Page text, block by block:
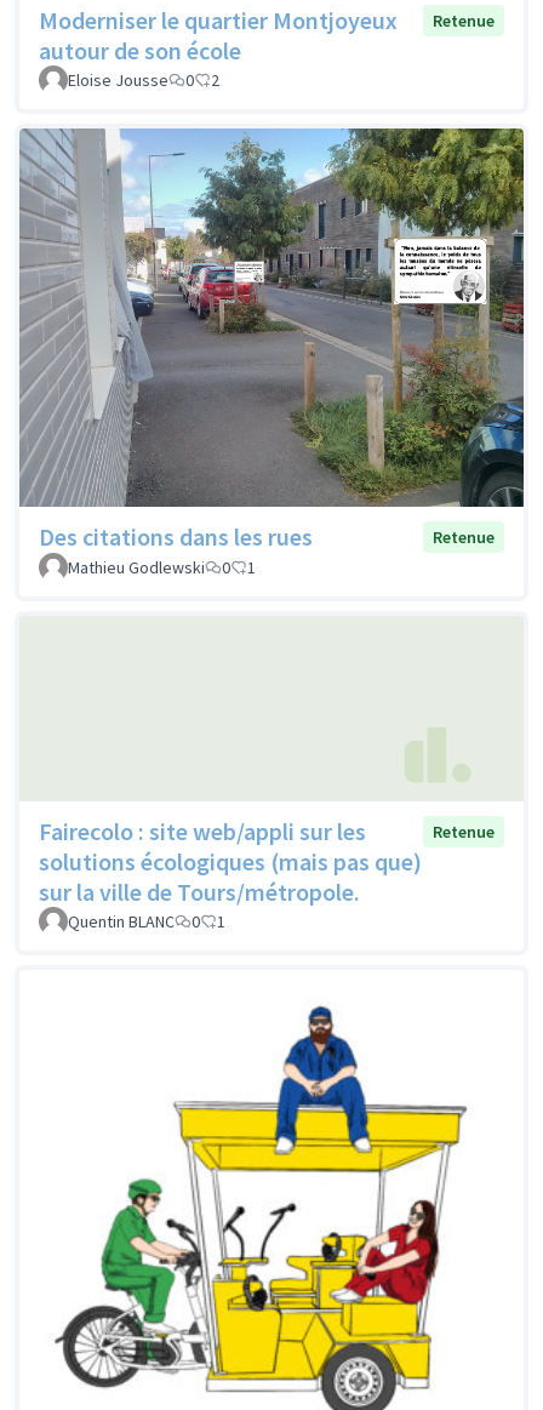
Moderniser le quartier Montjoyeux
autour de son école
Retenue
Eloise Jousse 0 2
Des citations dans les rues
Retenue
Mathieu Godlewski
0 1
Fairecolo : site web/appli sur les
solutions écologiques (mais pas que)
sur la ville de Tours/métropole.
Retenue
Quentin BLANC 0 1